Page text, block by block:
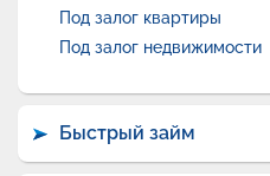
Под залог квартиры
Под залог недвижимости
Быстрый займ